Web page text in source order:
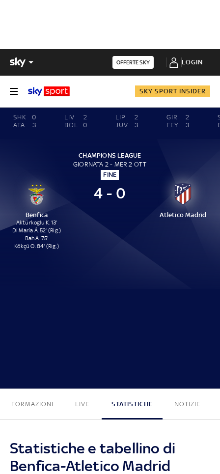
OFFERTE SKY LOGIN
SKY SPORT INSIDER
SHK
0
ATA
3
LIV
2
BOL
0
LIP
2
JUV
3
GIR
2
FEY
3
CHAMPIONS LEAGUE
GIORNATA 2 - MER 2 OTT
FINE
Benfica
Aktürkoglu K. 13'
Di María Á. 52' (Rig.)
Bah A. 75'
Kökçü O. 84' (Rig.)
4 - 0
Atletico Madrid
FORMAZIONI LIVE STATISTICHE NOTIZIE
Statistiche e tabellino di
Benfica-Atletico Madrid